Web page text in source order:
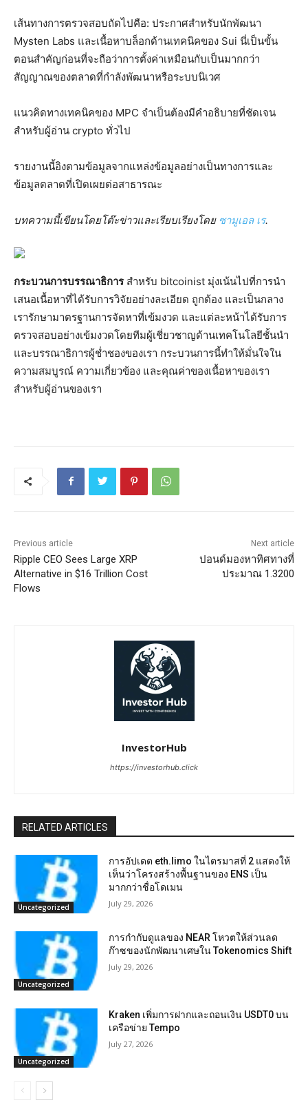
เส้นทางการตรวจสอบถัดไปคือ: ประกาศสำหรับนักพัฒนา
Mysten Labs และเนื้อหาบล็อกด้านเทคนิคของ Sui นี่เป็นขั้น
ตอนสำคัญก่อนที่จะถือว่าการตั้งค่าเหมือนกับเป็นมากกว่า
สัญญาณของตลาดที่กำลังพัฒนาหรือระบบนิเวศ
แนวคิดทางเทคนิคของ MPC จำเป็นต้องมีคำอธิบายที่ชัดเจน
สำหรับผู้อ่าน crypto ทั่วไป
รายงานนี้อิงตามข้อมูลจากแหล่งข้อมูลอย่างเป็นทางการและ
ข้อมูลตลาดที่เปิดเผยต่อสาธารณะ
บทความนี้เขียนโดยโต๊ะข่าวและเรียบเรียงโดย ซามูเอล เร.
กระบวนการบรรณาธิการสำหรับ bitcoinist มุ่งเน้นไปที่การนำ
เสนอเนื้อหาที่ได้รับการวิจัยอย่างละเอียด ถูกต้อง และเป็นกลาง
เรารักษามาตรฐานการจัดหาที่เข้มงวด และแต่ละหน้าได้รับการ
ตรวจสอบอย่างเข้มงวดโดยทีมผู้เชี่ยวชาญด้านเทคโนโลยีชั้นนำ
และบรรณาธิการผู้ช่ำชองของเรา กระบวนการนี้ทำให้มั่นใจใน
ความสมบูรณ์ ความเกี่ยวข้อง และคุณค่าของเนื้อหาของเรา
สำหรับผู้อ่านของเรา
Previous article
Ripple CEO Sees Large XRP
Alternative in $16 Trillion Cost
Flows
Next article
ปอนด์มองหาทิศทางที่
ประมาณ 1.3200
InvestorHub
https://investorhub.click
RELATED ARTICLES
Uncategorized
การอัปเดต eth.limo ในไตรมาสที่ 2 แสดงให้
เห็นว่าโครงสร้างพื้นฐานของ ENS เป็น
มากกว่าชื่อโดเมน
July 29, 2026
Uncategorized
การกำกับดูแลของ NEAR โหวตให้ส่วนลด
ก๊าซของนักพัฒนาเศษใน Tokenomics Shift
July 29, 2026
Uncategorized
Kraken เพิ่มการฝากและถอนเงิน USDT0 บน
เครือข่าย Tempo
July 27, 2026